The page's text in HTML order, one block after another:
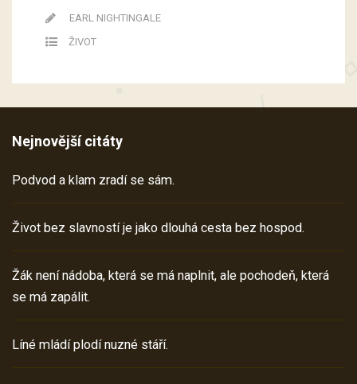
EARL NIGHTINGALE
ŽIVOT
Nejnovější citáty
Podvod a klam zradí se sám.
Život bez slavností je jako dlouhá cesta bez hospod.
Žák není nádoba, která se má naplnit, ale pochodeň, která
se má zapálit.
Líné mládí plodí nuzné stáří.